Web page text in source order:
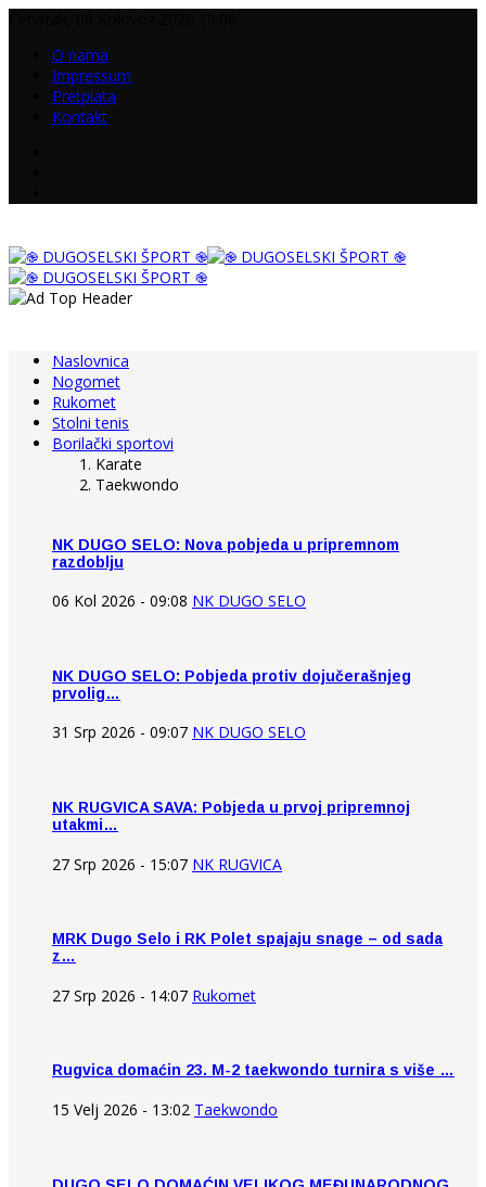
O nama
Impressum
Pretplata
Kontakt
Naslovnica
Nogomet
Rukomet
Stolni tenis
Borilački sportovi
Karate
Taekwondo
NK DUGO SELO: Nova pobjeda u pripremnom
razdoblju
06 Kol 2026 - 09:08 NK DUGO SELO
NK DUGO SELO: Pobjeda protiv dojučerašnjeg
prvolig…
31 Srp 2026 - 09:07 NK DUGO SELO
NK RUGVICA SAVA: Pobjeda u prvoj pripremnoj
utakmi…
27 Srp 2026 - 15:07 NK RUGVICA
MRK Dugo Selo i RK Polet spajaju snage – od sada
z…
27 Srp 2026 - 14:07 Rukomet
Rugvica domaćin 23. M-2 taekwondo turnira s više …
15 Velj 2026 - 13:02 Taekwondo